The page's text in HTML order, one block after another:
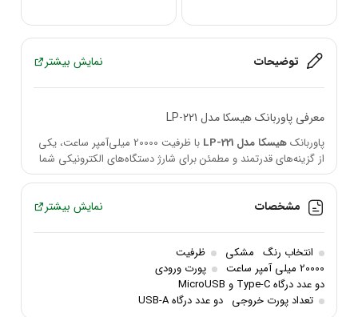
توضیحات نمایش بیشتر
معرفی پاوربانک هیسکا مدل LP-221
پاوربانکهیسکا مدل LP-221
با ظرفیت 20000 میلی‌آمپر ساعت، یکی
از گزینه‌های قدرتمند و مطمئن برای شارژ دستگاه‌های الکترونیکی شما
است. این پاوربانک با داشتن امکانات پیشرفته و طراحی مقاوم، یک
بالا و قابلیت‌های متنوع هستند.
ویژگی‌های کلیدی
ظرفیت: 20000 میلی‌آمپر ساعت
سازگاری:مناسب برای انواع گوشی‌ها و تبلت‌ها
مشخصات نمایش بیشتر
انتخاب رنگ مشکی
ظرفیت
20000 میلی آمپر ساعت
پورت ورودی
دو عدد درگاه Type-C و MicroUSB
تعداد پورت خروجی دو عدد درگاه USB-A